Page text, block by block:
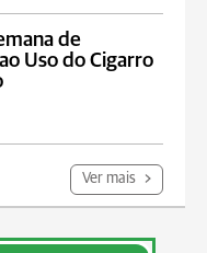
de
Uso do Cigarro
Ver mais